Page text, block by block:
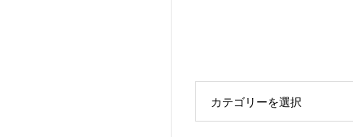
カテゴリーを選択